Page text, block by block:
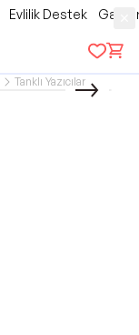
Evlilik Destek
Tanklı Yazıcılar